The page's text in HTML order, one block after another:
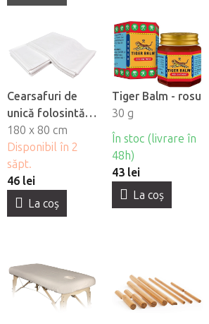
Cearsafuri de
unică folosintă
impermeabile
Fabulo, 10 buc
180 x 80 cm
Disponibil în 2
săpt.
46 lei
La coş
Tiger Balm - rosu
30 g
În stoc (livrare în
48h)
43 lei
La coş